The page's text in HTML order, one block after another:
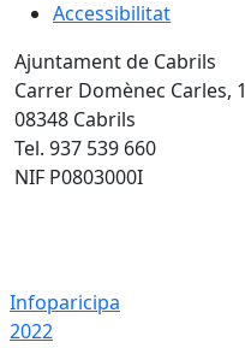
Accessibilitat
Ajuntament de Cabrils
Carrer Domènec Carles, 1
08348 Cabrils
Tel. 937 539 660
NIF P0803000I
Infoparicipa
2022